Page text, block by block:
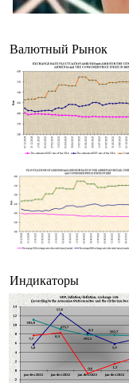
Татев Асланян назначена
Армении гостиницы будут
Валютный Рынок
Индикаторы